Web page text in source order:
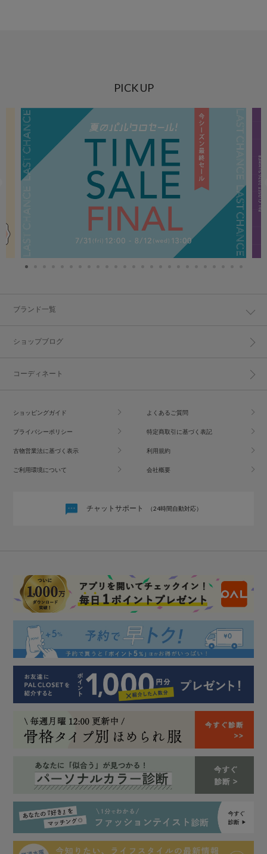
PICK UP
ブランド一覧
ショップブログ
コーディネート
ショッピングガイド よくあるご質問
プライバシーポリシー 特定商取引に基づく表記
古物営業法に基づく表示 利用規約
ご利用環境について 会社概要
チャットサポート （24時間自動対応）